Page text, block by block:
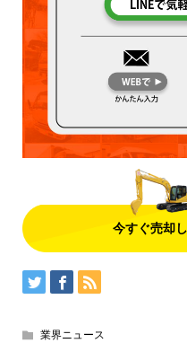
今すぐ売却
業界ニュース